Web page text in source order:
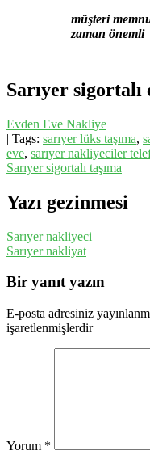
müşteri
zaman önemli
Sarıyer sigortalı
Evden Eve Nakliye
| Tags: sarıyer lüks taşıma,
eve, sarıyer nakliyeciler
Sarıyer sigortalı taşıma
Yazı gezinmesi
Sarıyer nakliyeci
Sarıyer nakliyat
Bir yanıt yazın
E-posta adresiniz
işaretlenmişlerdir
Yorum *